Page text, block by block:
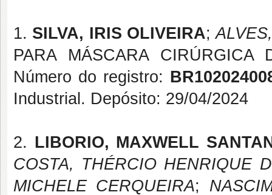
1. SILVA, IRIS OLIVEIRA;
PARA MÁSCARA
Número do registro:
Industrial. Depósito: 29/04/2024
2. LIBORIO, MAXWELL
COSTA, THÉRCIO HENRIQUE
MICHELE CERQUEIRA;